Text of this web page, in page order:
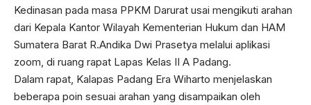
Kedinasan pada masa PPKM Darurat usai mengikuti arahan
dari Kepala Kantor Wilayah Kementerian Hukum dan HAM
Sumatera Barat R.Andika Dwi Prasetya melalui aplikasi
zoom, di ruang rapat Lapas Kelas II A Padang.
Dalam rapat, Kalapas Padang Era Wiharto menjelaskan
beberapa poin sesuai arahan yang disampaikan oleh